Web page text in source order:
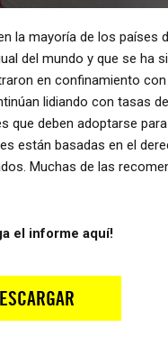
la mayoría de los países
del mundo y que se ha
en confinamiento
lidiando con tasas
que deben adoptarse
están basadas en el
Muchas de las
el informe aquí!